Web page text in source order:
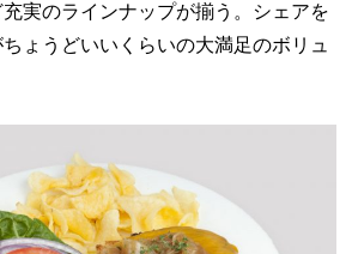
実のラインナップが揃う。シェアを
ょうどいいくらいの大満足のボリュ